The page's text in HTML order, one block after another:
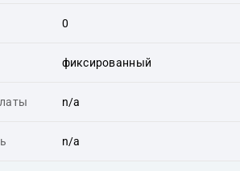
0
фиксированный
n/a
n/a